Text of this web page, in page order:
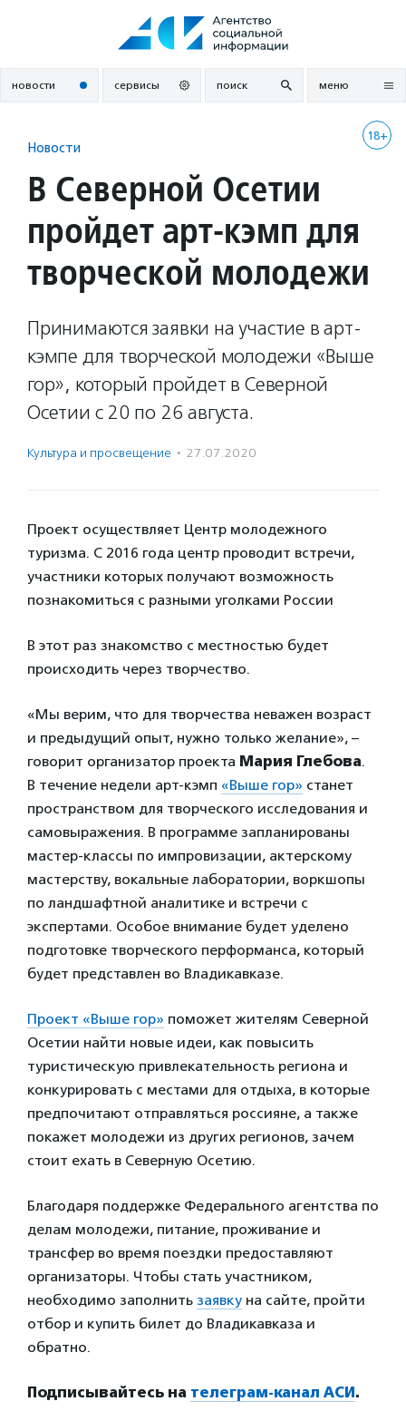
новости сервисы поиск меню
18+
Новости
В Северной Осетии
пройдет арт-кэмп для
творческой молодежи
Принимаются заявки на участие в арт-
кэмпе для творческой молодежи «Выше
гор», который пройдет в Северной
Осетии с 20 по 26 августа.
Культура и просвещение · 27.07.2020
Проект осуществляет Центр молодежного
туризма. С 2016 года центр проводит встречи,
участники которых получают возможность
познакомиться с разными уголками России
В этот раз знакомство с местностью будет
происходить через творчество.
«Мы верим, что для творчества неважен возраст
и предыдущий опыт, нужно только желание», –
говорит организатор проекта Мария Глебова.
В течение недели арт-кэмп «Выше гор» станет
пространством для творческого исследования и
самовыражения. В программе запланированы
мастер-классы по импровизации, актерскому
мастерству, вокальные лаборатории, воркшопы
по ландшафтной аналитике и встречи с
экспертами. Особое внимание будет уделено
подготовке творческого перформанса, который
будет представлен во Владикавказе.
Проект «Выше гор» поможет жителям Северной
Осетии найти новые идеи, как повысить
туристическую привлекательность региона и
конкурировать с местами для отдыха, в которые
предпочитают отправляться россияне, а также
покажет молодежи из других регионов, зачем
стоит ехать в Северную Осетию.
Благодаря поддержке Федерального агентства по
делам молодежи, питание, проживание и
трансфер во время поездки предоставляют
организаторы. Чтобы стать участником,
необходимо заполнить заявку на сайте, пройти
отбор и купить билет до Владикавказа и
обратно.
Подписывайтесь на телеграм-канал АСИ.